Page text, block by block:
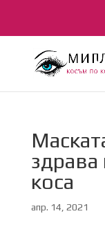
коса
апр. 14, 2021